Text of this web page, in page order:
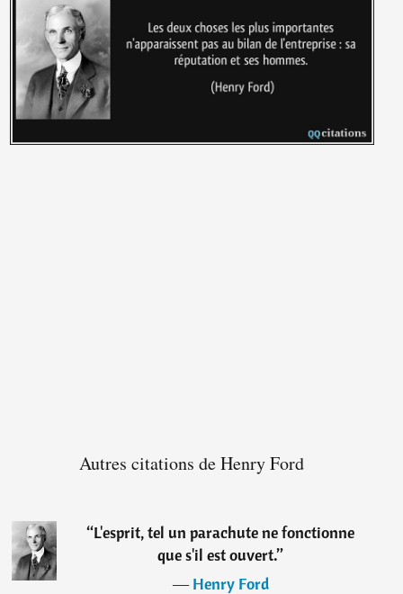
Autres citations de Henry Ford
“L'esprit, tel un parachute ne fonctionne
que s'il est ouvert.”
―Henry Ford